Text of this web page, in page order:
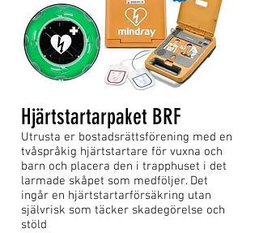
Hjärtstartarpaket BRF
Utrusta er bostadsrättsförening med en
tvåspråkig hjärtstartare för vuxna och
barn och placera den i trapphuset i det
larmade skåpet som medföljer. Det
ingår en hjärtstartarförsäkring utan
självrisk som täcker skadegörelse och
stöld